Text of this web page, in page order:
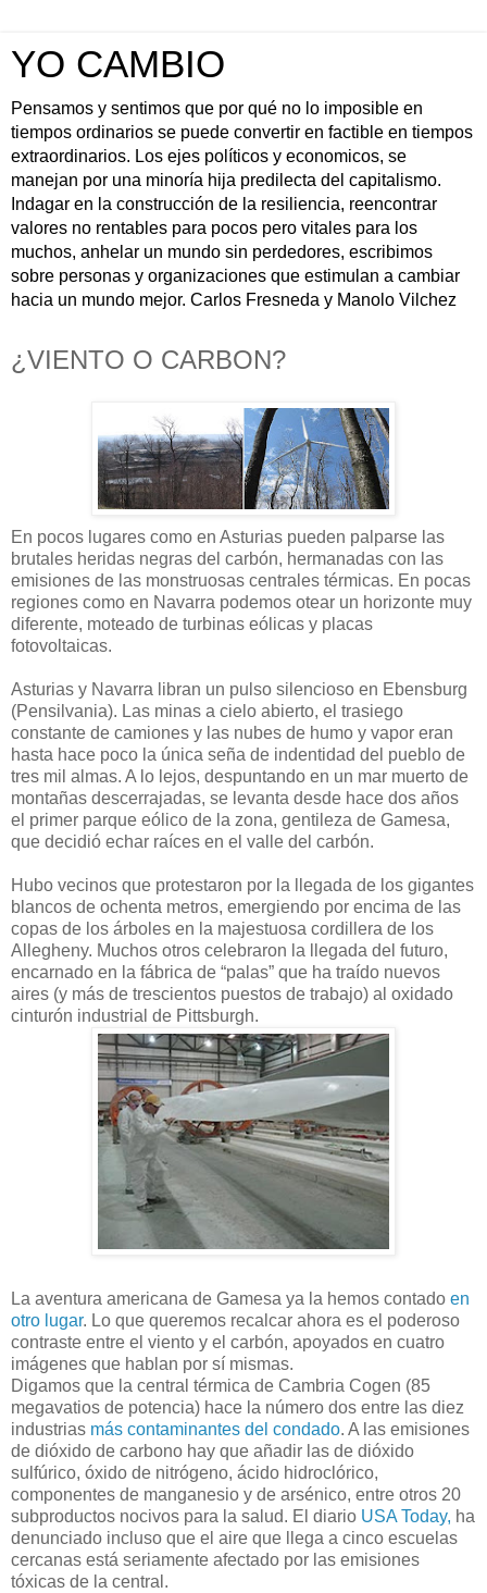
YO CAMBIO
Pensamos y sentimos que por qué no lo imposible en
tiempos ordinarios se puede convertir en factible en tiempos
extraordinarios. Los ejes políticos y economicos, se
manejan por una minoría hija predilecta del capitalismo.
Indagar en la construcción de la resiliencia, reencontrar
valores no rentables para pocos pero vitales para los
muchos, anhelar un mundo sin perdedores, escribimos
sobre personas y organizaciones que estimulan a cambiar
hacia un mundo mejor. Carlos Fresneda y Manolo Vilchez
¿VIENTO O CARBON?
En pocos lugares como en Asturias pueden palparse las
brutales heridas negras del carbón, hermanadas con las
emisiones de las monstruosas centrales térmicas. En pocas
regiones como en Navarra podemos otear un horizonte muy
diferente, moteado de turbinas eólicas y placas
fotovoltaicas.
Asturias y Navarra libran un pulso silencioso en Ebensburg
(Pensilvania). Las minas a cielo abierto, el trasiego
constante de camiones y las nubes de humo y vapor eran
hasta hace poco la única seña de indentidad del pueblo de
tres mil almas. A lo lejos, despuntando en un mar muerto de
montañas descerrajadas, se levanta desde hace dos años
el primer parque eólico de la zona, gentileza de Gamesa,
que decidió echar raíces en el valle del carbón.
Hubo vecinos que protestaron por la llegada de los gigantes
blancos de ochenta metros, emergiendo por encima de las
copas de los árboles en la majestuosa cordillera de los
Allegheny. Muchos otros celebraron la llegada del futuro,
encarnado en la fábrica de “palas” que ha traído nuevos
aires (y más de trescientos puestos de trabajo) al oxidado
cinturón industrial de Pittsburgh.
La aventura americana de Gamesa ya la hemos contado en
otro lugar. Lo que queremos recalcar ahora es el poderoso
contraste entre el viento y el carbón, apoyados en cuatro
imágenes que hablan por sí mismas.
Digamos que la central térmica de Cambria Cogen (85
megavatios de potencia) hace la número dos entre las diez
industrias más contaminantes del condado. A las emisiones
de dióxido de carbono hay que añadir las de dióxido
sulfúrico, óxido de nitrógeno, ácido hidroclórico,
componentes de manganesio y de arsénico, entre otros 20
subproductos nocivos para la salud. El diario USA Today, ha
denunciado incluso que el aire que llega a cinco escuelas
cercanas está seriamente afectado por las emisiones
tóxicas de la central.